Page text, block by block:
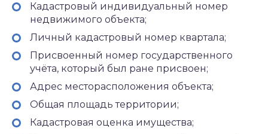
Кадастровый индивидуальный номер
недвижимого объекта;
Личный кадастровый номер квартала;
Присвоенный номер государственного
учёта, который был ране присвоен;
Адрес месторасположения объекта;
Общая площадь территории;
Кадастровая оценка имущества;